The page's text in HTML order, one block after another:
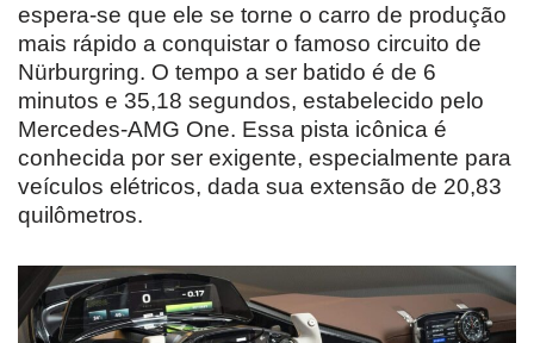
espera-se que ele se torne o carro de produção
mais rápido a conquistar o famoso circuito de
Nürburgring. O tempo a ser batido é de 6
minutos e 35,18 segundos, estabelecido pelo
Mercedes-AMG One. Essa pista icônica é
conhecida por ser exigente, especialmente para
veículos elétricos, dada sua extensão de 20,83
quilômetros.